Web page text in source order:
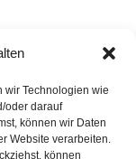
wir Technologien wie
oder darauf
können wir Daten
Website verarbeiten.
können